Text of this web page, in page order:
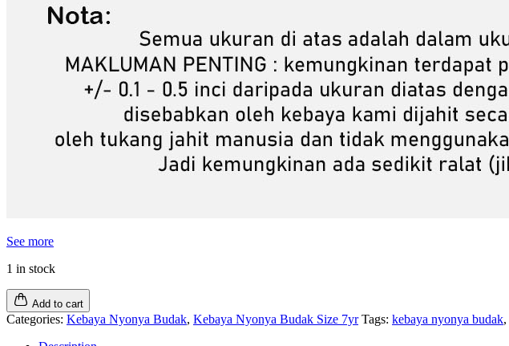
See more
1 in stock
Add to cart
Categories: Kebaya Nyonya Budak, Kebaya Nyonya Budak Size 7yr Tags: kebaya nyonya budak,